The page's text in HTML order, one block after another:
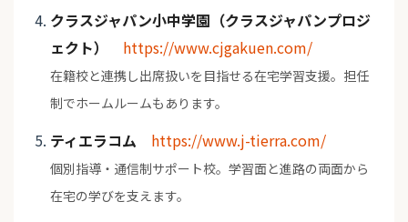
クラスジャパン小中学園（クラスジャパンプロジ
ェクト）
https://www.cjgakuen.com/
在籍校と連携し出席扱いを目指せる在宅学習支援。担任
制でホームルームもあります。
ティエラコム https://www.j-tierra.com/
個別指導・通信制サポート校。学習面と進路の両面から
在宅の学びを支えます。